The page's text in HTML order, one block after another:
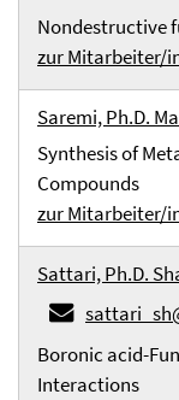
Nondestructive
zur Mitarbeiter/
Saremi, Ph.D.
Synthesis of
Compounds
zur Mitarbeiter/
Sattari, Ph.D.
Boronic acid-
Interactions